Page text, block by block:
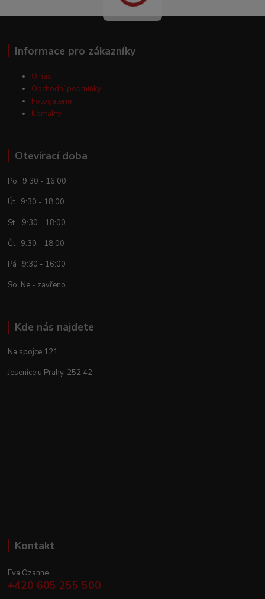
Informace pro zákazníky
O nás
Obchodní podmínky
Fotogalerie
Kontakty
Otevírací doba
Po 9:30 - 16:00
Út 9:30 - 18:00
St 9:30 - 18:00
Čt 9:30 - 18:00
Pá 9:30 - 16:00
So, Ne - zavřeno
Kde nás najdete
Na spojce 121
Jesenice u Prahy, 252 42
Kontakt
Eva Ozanne
+420 605 255 500